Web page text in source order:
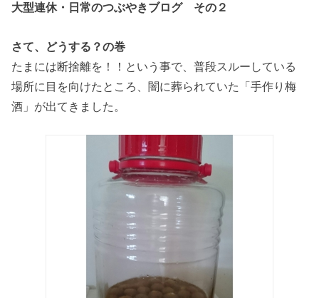
大型連休・日常のつぶやきブログ その２
さて、どうする？の巻
たまには断捨離を！！という事で、普段スルーしている
場所に目を向けたところ、闇に葬られていた「手作り梅
酒」が出てきました。